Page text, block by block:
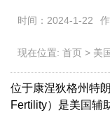
时间：2024-1-22
现在位置: 首页 > 美
位于康涅狄格州特
Fertility）是美国辅